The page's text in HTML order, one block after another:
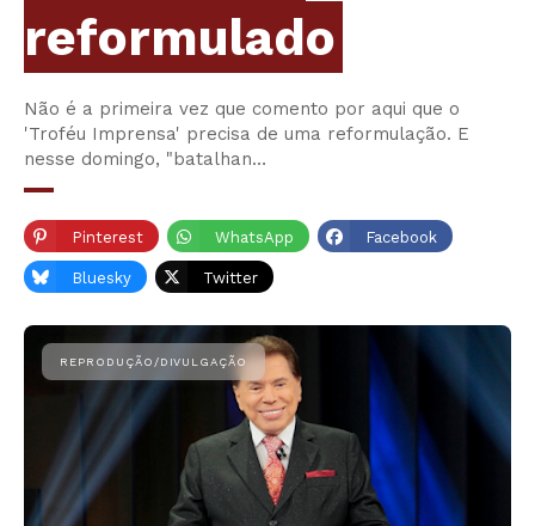
reformulado
Não é a primeira vez que comento por aqui que o
'Troféu Imprensa' precisa de uma reformulação. E
nesse domingo, "batalhan…
Pinterest WhatsApp Facebook
Bluesky Twitter